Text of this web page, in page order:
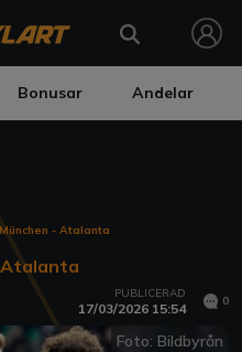
Bonusar Andelar
- Atalanta
Atalanta
PUBLICERAD
17/03/2026 15:54 0
Foto: Bildbyrån